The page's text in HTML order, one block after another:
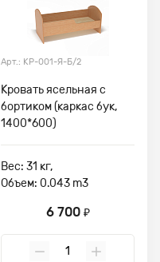
Арт.: КР-001-Я-Б/2
Кровать ясельная с
бортиком (каркас бук,
1400*600)
Вес: 31 кг,
Объем: 0.043 m3
6 700 ₽